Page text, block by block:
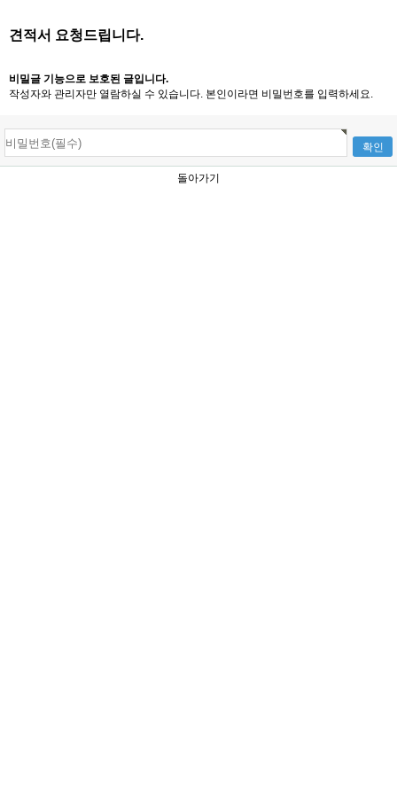
견적서 요청드립니다.
비밀글 기능으로 보호된 글입니다.
작성자와 관리자만 열람하실 수 있습니다. 본인이라면 비밀번호를 입력하세요.
돌아가기